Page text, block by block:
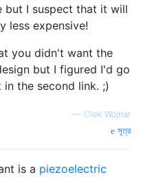
but I suspect that it will
less expensive!
you didn't want the
but I figured I'd go
the second link. ;)
— Olek Wojnar
সূত্র
is a piezoelectric